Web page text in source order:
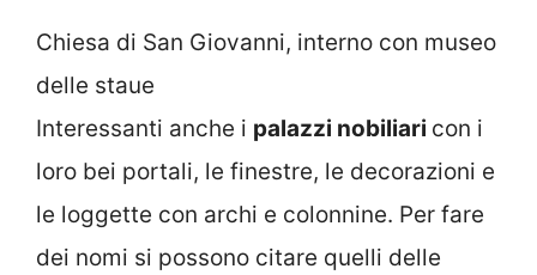
Chiesa di San Giovanni, interno con museo
delle staue
Interessanti anche i palazzi nobiliari con i
loro bei portali, le finestre, le decorazioni e
le loggette con archi e colonnine. Per fare
dei nomi si possono citare quelli delle